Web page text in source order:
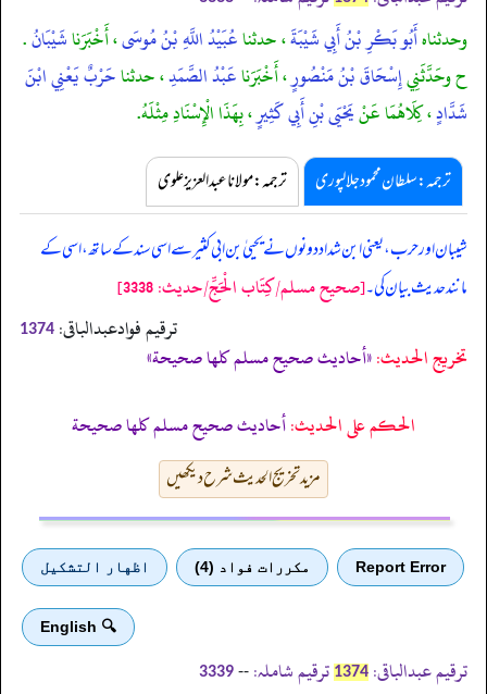
وحدثناهأَبُو بَكْرِ بْنُ أَبِي شَيْبَةَ، حدثناعُبَيْدُ اللَّهِ بْنُ مُوسَى، أَخْبَرَناشَيْبَانُ.
ح وحَدَّثَنِيإِسْحَاقَ بْنُ مَنْصُورٍ، أَخْبَرَناعَبْدُ الصَّمَدِ، حدثناحَرْبٌ يَعْنِي ابْنَ
شَدَّادٍ، كِلَاهُمَا عَنْيَحْيَى بْنِ أَبِي كَثِيرٍ، بِهَذَا الْإِسْنَادِ مِثْلَهُ.
ترجمہ:سلطان محمود جلالپوری ترجمہ:مولانا عبدالعزیز علوی
شیبان اور حرب، یعنی ابن شداد دونوں نے یحییٰ بن ابی کثیر سے اسی سند کے ساتھ، اسی کے
مانند حدیث بیان کی۔[صحيح مسلم/كِتَاب الْحَجِّ/حدیث: 3338]
ترقیم فوادعبدالباقی: 1374
تخریج الحدیث:«أحاديث صحيح مسلم كلها صحيحة»
الحكم على الحديث:أحاديث صحيح مسلم كلها صحيحة
مزید تخریج الحدیث شرح دیکھیں
Report Error مكررات فواد (4) اظهار التشكيل
🔍 English
ترقیم عبدالباقی: 1374 ترقیم شاملہ: --
3339